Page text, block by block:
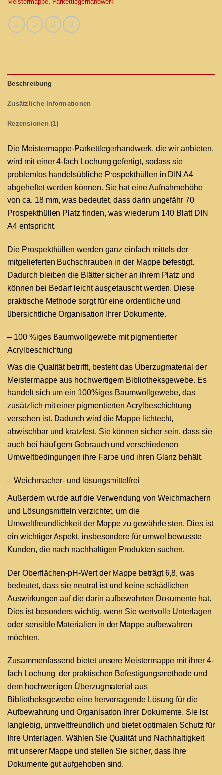
Meistermappe, Parkettlegerhandwerk
Beschreibung
Zusätzliche Informationen
Rezensionen (1)
Die Meistermappe-Parkettlegerhandwerk, die wir anbieten,
wird mit einer 4-fach Lochung gefertigt, sodass sie
problemlos handelsübliche Prospekthüllen in DIN A4
abgeheftet werden können. Sie hat eine Aufnahmehöhe
von ca. 18 mm, was bedeutet, dass darin ungefähr 70
Prospekthüllen Platz finden, was wiederum 140 Blatt DIN
A4 entspricht.
Die Prospekthüllen werden ganz einfach mittels der
mitgelieferten Buchschrauben in der Mappe befestigt.
Dadurch bleiben die Blätter sicher an ihrem Platz und
können bei Bedarf leicht ausgetauscht werden. Diese
praktische Methode sorgt für eine ordentliche und
übersichtliche Organisation Ihrer Dokumente.
– 100 %iges Baumwollgewebe mit pigmentierter
Acrylbeschichtung
Was die Qualität betrifft, besteht das Überzugmaterial der
Meistermappe aus hochwertigem Bibliotheksgewebe. Es
handelt sich um ein 100%iges Baumwollgewebe, das
zusätzlich mit einer pigmentierten Acrylbeschichtung
versehen ist. Dadurch wird die Mappe lichtecht,
abwischbar und kratzfest. Sie können sicher sein, dass sie
auch bei häufigem Gebrauch und verschiedenen
Umweltbedingungen ihre Farbe und ihren Glanz behält.
– Weichmacher- und lösungsmittelfrei
Außerdem wurde auf die Verwendung von Weichmachern
und Lösungsmitteln verzichtet, um die
Umweltfreundlichkeit der Mappe zu gewährleisten. Dies ist
ein wichtiger Aspekt, insbesondere für umweltbewusste
Kunden, die nach nachhaltigen Produkten suchen.
Der Oberflächen-pH-Wert der Mappe beträgt 6,8, was
bedeutet, dass sie neutral ist und keine schädlichen
Auswirkungen auf die darin aufbewahrten Dokumente hat.
Dies ist besonders wichtig, wenn Sie wertvolle Unterlagen
oder sensible Materialien in der Mappe aufbewahren
möchten.
Zusammenfassend bietet unsere Meistermappe mit ihrer 4-
fach Lochung, der praktischen Befestigungsmethode und
dem hochwertigen Überzugmaterial aus
Bibliotheksgewebe eine hervorragende Lösung für die
Aufbewahrung und Organisation Ihrer Dokumente. Sie ist
langlebig, umweltfreundlich und bietet optimalen Schutz für
Ihre Unterlagen. Wählen Sie Qualität und Nachhaltigkeit
mit unserer Mappe und stellen Sie sicher, dass Ihre
Dokumente gut aufgehoben sind.